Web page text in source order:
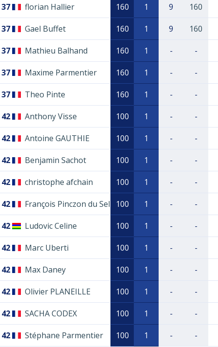
37 florian Hallier 160 1 9 160
37 Gael Buffet 160 1 9 160
37 Mathieu Balhand 160 1 - -
37 Maxime Parmentier 160 1 - -
37 Theo Pinte 160 1 - -
42 Anthony Visse 100 1 - -
42 Antoine GAUTHIE 100 1 - -
42 Benjamin Sachot 100 1 - -
42 christophe afchain 100 1 - -
42 François Pinczon du Sel 100 1 - -
42 Ludovic Celine 100 1 - -
42 Marc Uberti 100 1 - -
42 Max Daney 100 1 - -
42 Olivier PLANEILLE 100 1 - -
42 SACHA CODEX 100 1 - -
42 Stéphane Parmentier 100 1 - -